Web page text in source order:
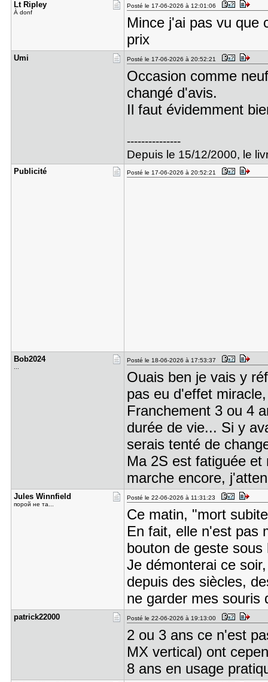
Lt Ripley
À donf
Posté le 17-06-2026 à 12:01:06
Mince j'ai pas vu que
prix
Umi Posté le 17-06-2026 à 20:52:21
Occasion comme
changé d'avis.
Il faut évidemment
---------------
Depuis le 15/12/2000, le
Publicité Posté le 17-06-2026 à 20:52:21
Bob2024 Posté le 18-06-2026 à 17:53:37
Ouais ben je vais y
pas eu d'effet
Franchement 3 ou 4
durée de vie... Si y
serais tenté de
Ma 2S est fatiguée et
marche encore,
Jules Winn​field
порой не та...
Posté le 22-06-2026 à 11:31:23
Ce matin, "mort
En fait, elle n'est pas
bouton de geste
Je démonterai ce
depuis des siècles,
ne garder mes souris
patrick220​00 Posté le 22-06-2026 à 19:13:00
2 ou 3 ans ce n'est
MX vertical) ont
8 ans en usage